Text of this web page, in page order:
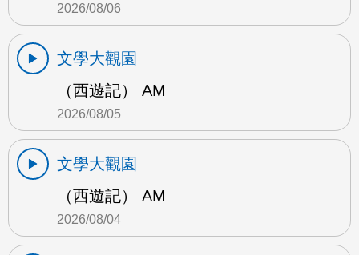
2026/08/06
文學大觀園
（西遊記） AM
2026/08/05
文學大觀園
（西遊記） AM
2026/08/04